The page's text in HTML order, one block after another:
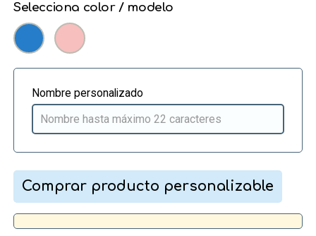
Selecciona color / modelo
Nombre personalizado
Comprar producto personalizable